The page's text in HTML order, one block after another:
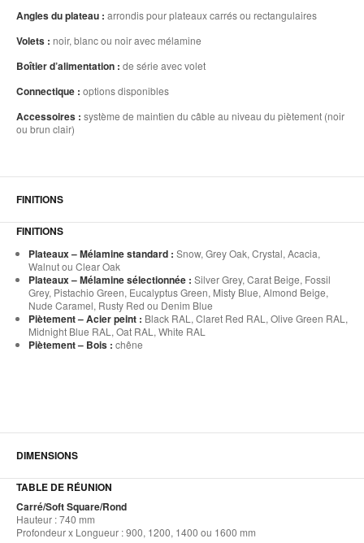
Angles du plateau : arrondis pour plateaux carrés ou rectangulaires
Volets : noir, blanc ou noir avec mélamine
Boîtier d’alimentation : de série avec volet
Connectique : options disponibles
Accessoires : système de maintien du câble au niveau du piètement (noir
ou brun clair)
FINITIONS
FINITIONS
Plateaux – Mélamine standard : Snow, Grey Oak, Crystal, Acacia,
Walnut ou Clear Oak
Plateaux – Mélamine sélectionnée : Silver Grey, Carat Beige, Fossil
Grey, Pistachio Green, Eucalyptus Green, Misty Blue, Almond Beige,
Nude Caramel, Rusty Red ou Denim Blue
Piètement – Acier peint : Black RAL, Claret Red RAL, Olive Green RAL,
Midnight Blue RAL, Oat RAL, White RAL
Piètement – Bois : chêne
DIMENSIONS
TABLE DE RÉUNION
Carré/Soft Square/Rond
Hauteur : 740 mm
Profondeur x Longueur : 900, 1200, 1400 ou 1600 mm